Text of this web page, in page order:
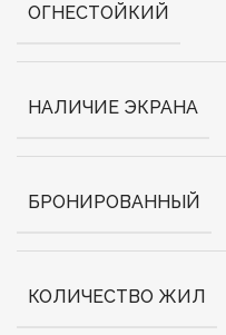
ОГНЕСТОЙКИЙ
НАЛИЧИЕ ЭКРАНА
БРОНИРОВАННЫЙ
КОЛИЧЕСТВО ЖИЛ